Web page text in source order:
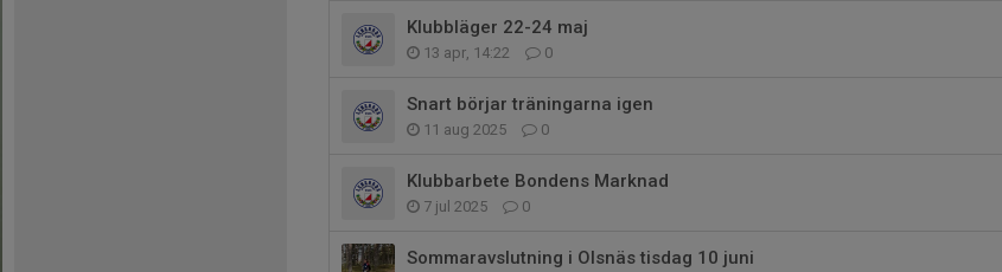
Klubbläger 22-24 maj
13 apr, 14:22 0
Snart börjar träningarna igen
11 aug 2025 0
Klubbarbete Bondens Marknad
7 jul 2025 0
Sommaravslutning i Olsnäs tisdag 10 juni